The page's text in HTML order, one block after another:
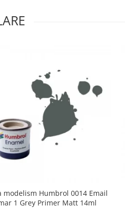
modelism Humbrol 0014 Email
1 Grey Primer Matt 14ml